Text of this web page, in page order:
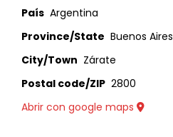
País Argentina
Province/State Buenos Aires
City/Town Zárate
Postal code/ZIP 2800
Abrir con google maps